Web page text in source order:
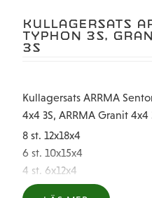
KULLAGERSATS
TYPHON 3S,
3S
Kullagersats ARRMA
4x4 3S, ARRMA Granit 4x4
8 st. 12x18x4
6 st. 10x15x4
4 st. 6x12x4
4 st. 5x10x4